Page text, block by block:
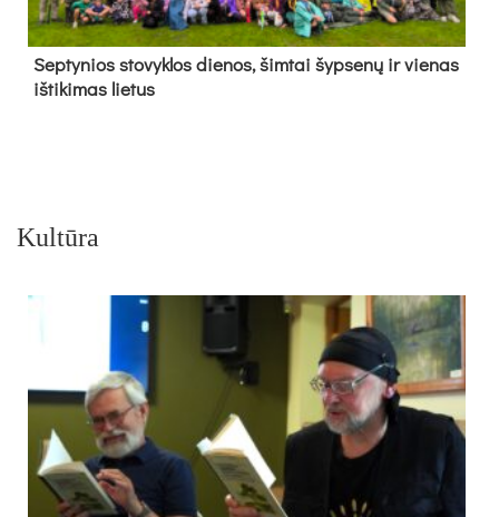
Sep­ty­nios sto­vyk­los die­nos, šim­tai šyp­se­nų ir vie­nas
iš­ti­ki­mas lie­tus
Kultūra